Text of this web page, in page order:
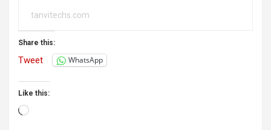
tanvitechs.com
Share this:
Tweet WhatsApp
Like this:
Loading…